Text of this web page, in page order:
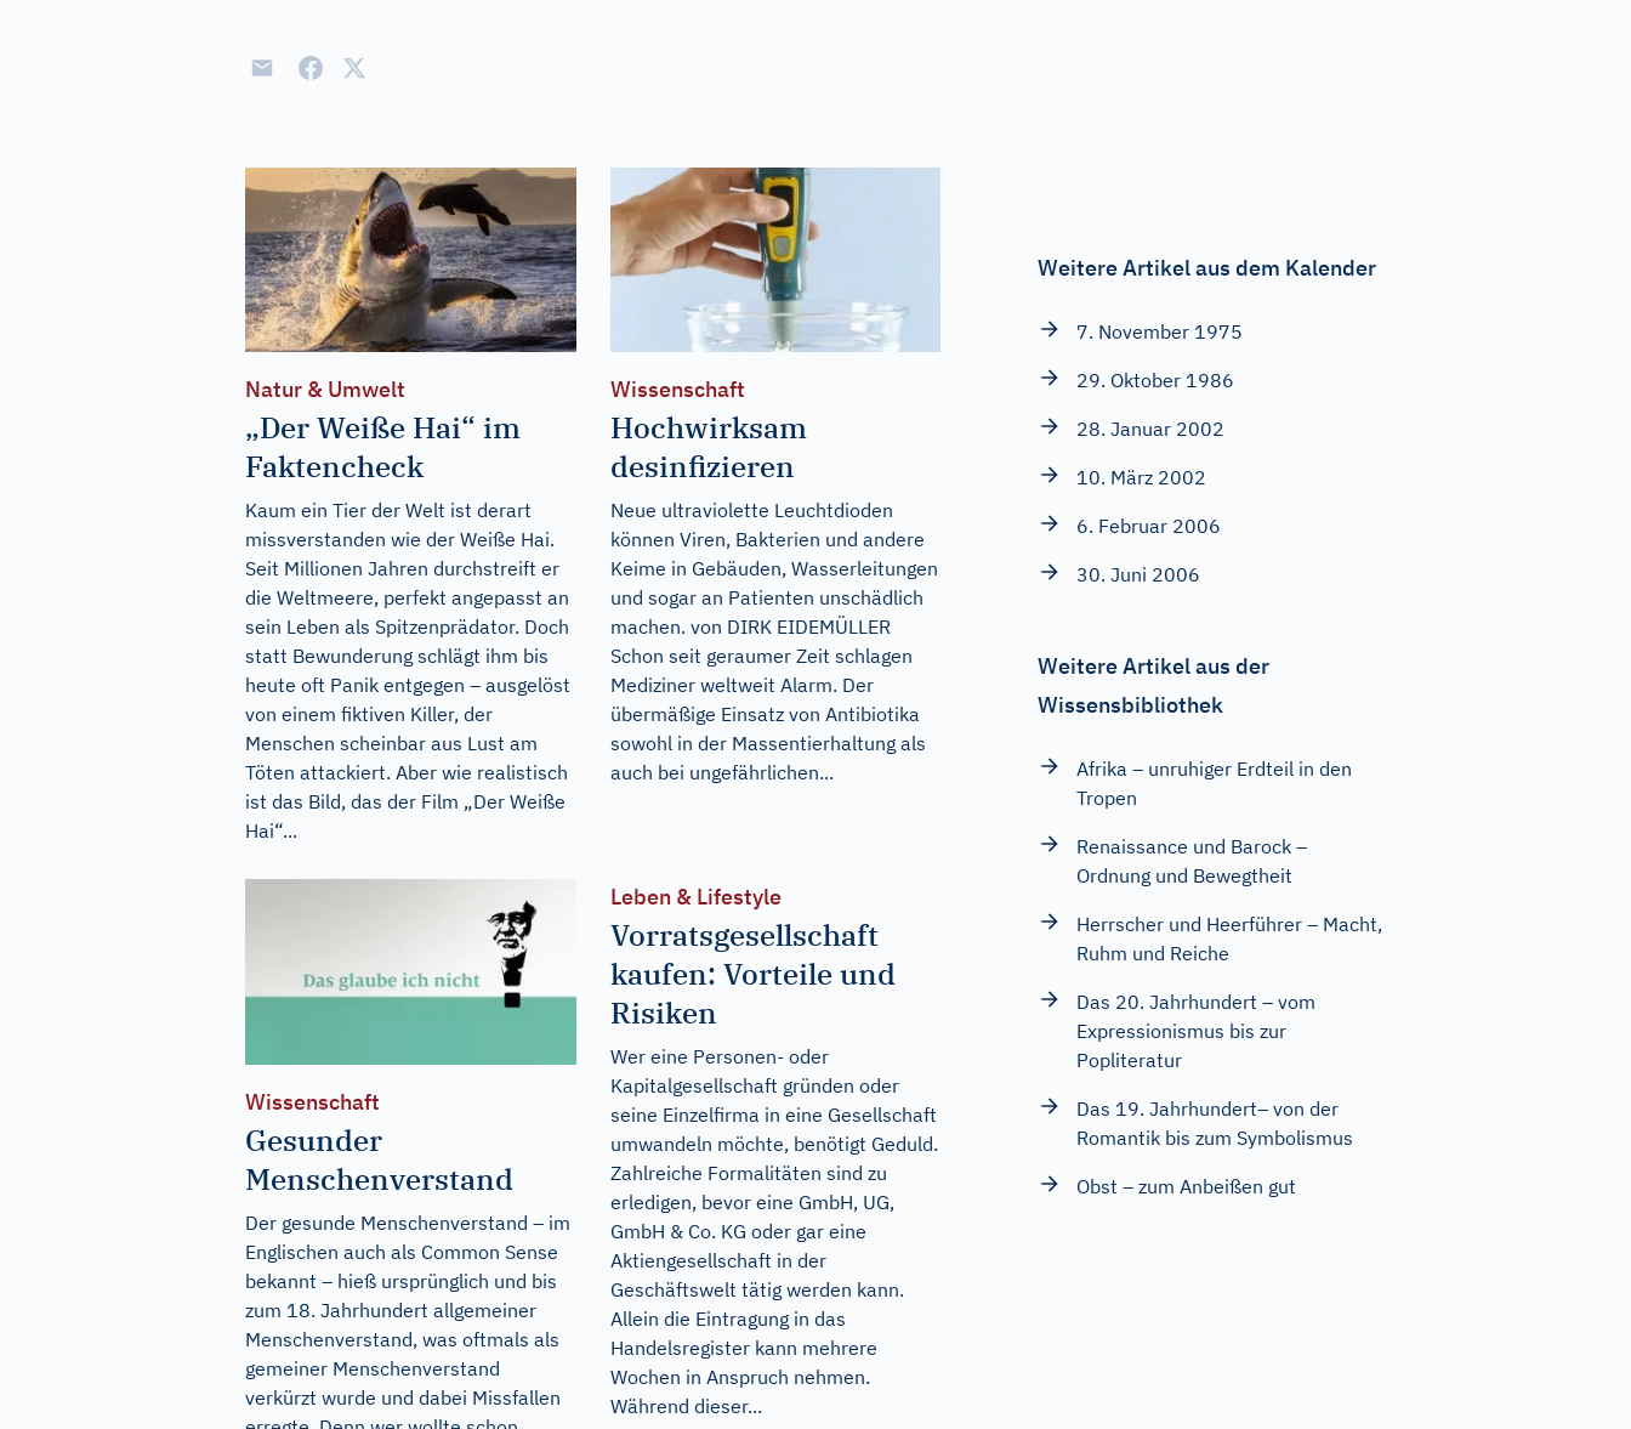
Natur & Umwelt
„Der Weiße Hai“ im
Faktencheck
Kaum ein Tier der Welt ist derart
missverstanden wie der Weiße Hai.
Seit Millionen Jahren durchstreift er
die Weltmeere, perfekt angepasst an
sein Leben als Spitzenprädator. Doch
statt Bewunderung schlägt ihm bis
heute oft Panik entgegen – ausgelöst
von einem fiktiven Killer, der
Menschen scheinbar aus Lust am
Töten attackiert. Aber wie realistisch
ist das Bild, das der Film „Der Weiße
Hai“...
Wissenschaft
Hochwirksam
desinfizieren
Neue ultraviolette Leuchtdioden
können Viren, Bakterien und andere
Keime in Gebäuden, Wasserleitungen
und sogar an Patienten unschädlich
machen. von DIRK EIDEMÜLLER
Schon seit geraumer Zeit schlagen
Mediziner weltweit Alarm. Der
übermäßige Einsatz von Antibiotika
sowohl in der Massentierhaltung als
auch bei ungefährlichen...
Wissenschaft
Gesunder
Menschenverstand
Der gesunde Menschenverstand – im
Englischen auch als Common Sense
bekannt – hieß ursprünglich und bis
zum 18. Jahrhundert allgemeiner
Menschenverstand, was oftmals als
gemeiner Menschenverstand
verkürzt wurde und dabei Missfallen
Leben & Lifestyle
Vorratsgesellschaft
kaufen: Vorteile und
Risiken
Wer eine Personen- oder
Kapitalgesellschaft gründen oder
seine Einzelfirma in eine Gesellschaft
umwandeln möchte, benötigt Geduld.
Zahlreiche Formalitäten sind zu
erledigen, bevor eine GmbH, UG,
GmbH & Co. KG oder gar eine
Aktiengesellschaft in der
Geschäftswelt tätig werden kann.
Allein die Eintragung in das
Handelsregister kann mehrere
Wochen in Anspruch nehmen.
Während dieser...
Weitere Artikel aus dem Kalender
7. November 1975
29. Oktober 1986
28. Januar 2002
10. März 2002
6. Februar 2006
30. Juni 2006
Weitere Artikel aus der
Wissensbibliothek
Afrika – unruhiger Erdteil in den
Tropen
Renaissance und Barock –
Ordnung und Bewegtheit
Herrscher und Heerführer – Macht,
Ruhm und Reiche
Das 20. Jahrhundert – vom
Expressionismus bis zur
Popliteratur
Das 19. Jahrhundert– von der
Romantik bis zum Symbolismus
Obst – zum Anbeißen gut